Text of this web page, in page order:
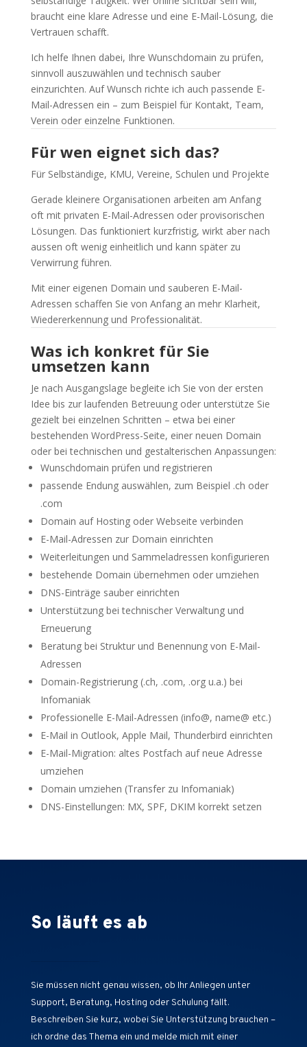
braucht eine klare Adresse und eine E-Mail-Lösung, die
Vertrauen schafft.
Ich helfe Ihnen dabei, Ihre Wunschdomain zu prüfen,
sinnvoll auszuwählen und technisch sauber
einzurichten. Auf Wunsch richte ich auch passende E-
Mail-Adressen ein – zum Beispiel für Kontakt, Team,
Verein oder einzelne Funktionen.
Für wen eignet sich das?
Für Selbständige, KMU, Vereine, Schulen und Projekte
Gerade kleinere Organisationen arbeiten am Anfang
oft mit privaten E-Mail-Adressen oder provisorischen
Lösungen. Das funktioniert kurzfristig, wirkt aber nach
aussen oft wenig einheitlich und kann später zu
Verwirrung führen.
Mit einer eigenen Domain und sauberen E-Mail-
Adressen schaffen Sie von Anfang an mehr Klarheit,
Wiedererkennung und Professionalität.
Was ich konkret für Sie
umsetzen kann
Je nach Ausgangslage begleite ich Sie von der ersten
Idee bis zur laufenden Betreuung oder unterstütze Sie
gezielt bei einzelnen Schritten – etwa bei einer
bestehenden WordPress-Seite, einer neuen Domain
oder bei technischen und gestalterischen Anpassungen:
Wunschdomain prüfen und registrieren
passende Endung auswählen, zum Beispiel .ch oder
.com
Domain auf Hosting oder Webseite verbinden
E-Mail-Adressen zur Domain einrichten
Weiterleitungen und Sammeladressen konfigurieren
bestehende Domain übernehmen oder umziehen
DNS-Einträge sauber einrichten
Unterstützung bei technischer Verwaltung und
Erneuerung
Beratung bei Struktur und Benennung von E-Mail-
Adressen
Domain-Registrierung (.ch, .com, .org u.a.) bei
Infomaniak
Professionelle E-Mail-Adressen (info@, name@ etc.)
E-Mail in Outlook, Apple Mail, Thunderbird einrichten
E-Mail-Migration: altes Postfach auf neue Adresse
umziehen
Domain umziehen (Transfer zu Infomaniak)
DNS-Einstellungen: MX, SPF, DKIM korrekt setzen
So läuft es ab
Sie müssen nicht genau wissen, ob Ihr Anliegen unter
Support, Beratung, Hosting oder Schulung fällt.
Beschreiben Sie kurz, wobei Sie Unterstützung brauchen –
ich ordne das Thema ein und melde mich mit einer